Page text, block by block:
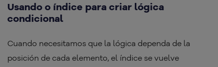
Usando o índice para criar lógica
condicional
Cuando necesitamos que la lógica dependa de la
posición de cada elemento, el índice se vuelve